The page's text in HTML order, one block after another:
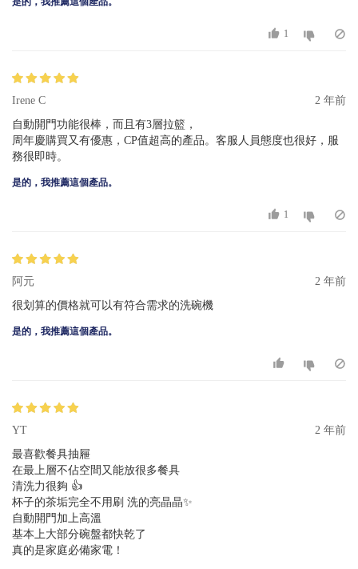
1
Irene C 2 年前
自動開門功能很棒，而且有3層拉籃，
周年慶購買又有優惠，CP值超高的產品。客服人員態度也很好，服
務很即時。
是的，我推薦這個產品。
1
阿元 2 年前
很划算的價格就可以有符合需求的洗碗機
是的，我推薦這個產品。
YT 2 年前
最喜歡餐具抽屜
在最上層不佔空間又能放很多餐具
清洗力很夠 👍
杯子的茶垢完全不用刷 洗的亮晶晶✨
自動開門加上高溫
基本上大部分碗盤都快乾了
真的是家庭必備家電！